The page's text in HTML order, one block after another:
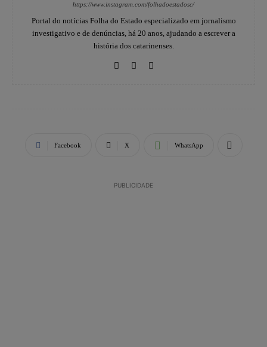
https://www.instagram.com/folhadoestadosc/
Portal do notícias Folha do Estado especializado em jornalismo
investigativo e de denúncias, há 20 anos, ajudando a escrever a
história dos catarinenses.
Facebook X WhatsApp
PUBLICIDADE